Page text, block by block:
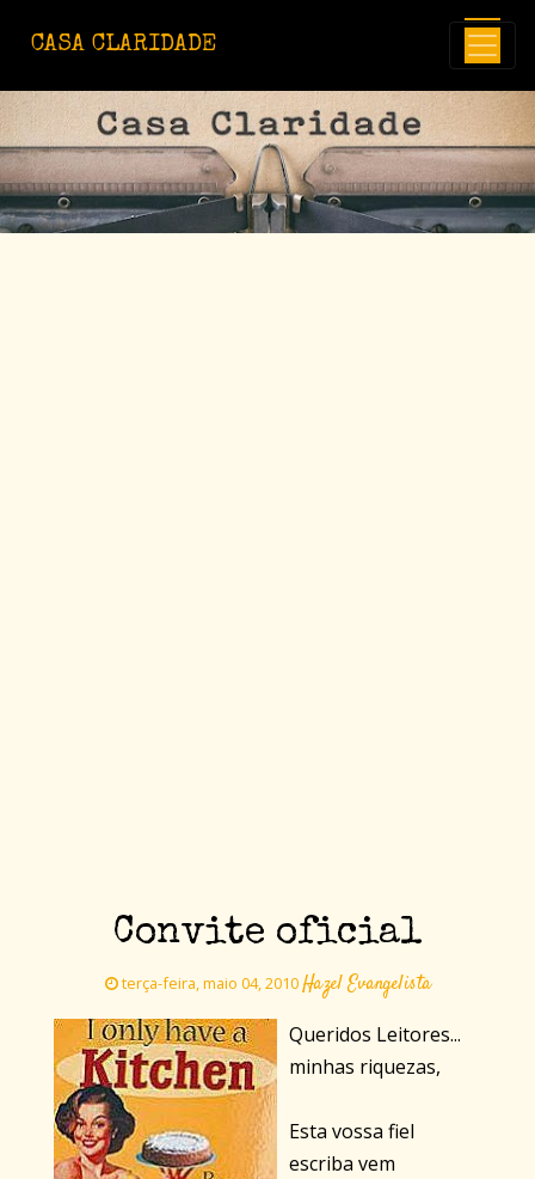
CASA CLARIDADE
Convite oficial
terça-feira, maio 04, 2010Hazel Evangelista
Queridos Leitores...
minhas riquezas,
Esta vossa fiel
escriba vem